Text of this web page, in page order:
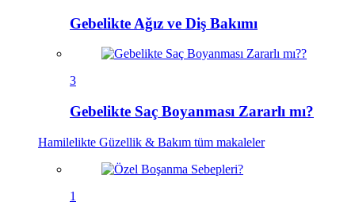
Gebelikte Ağız ve Diş Bakımı
3
Gebelikte Saç Boyanması Zararlı mı?
Hamilelikte Güzellik & Bakım tüm makaleler
1